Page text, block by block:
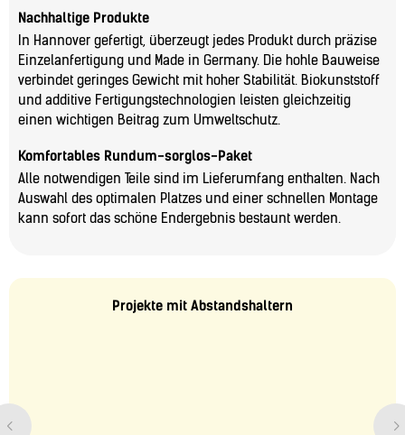
Nachhaltige Produkte
In Hannover gefertigt, überzeugt jedes Produkt durch präzise
Einzelanfertigung und Made in Germany. Die hohle Bauweise
verbindet geringes Gewicht mit hoher Stabilität. Biokunststoff
und additive Fertigungstechnologien leisten gleichzeitig
einen wichtigen Beitrag zum Umweltschutz.
Komfortables Rundum-sorglos-Paket
Alle notwendigen Teile sind im Lieferumfang enthalten. Nach
Auswahl des optimalen Platzes und einer schnellen Montage
kann sofort das schöne Endergebnis bestaunt werden.
Projekte mit Abstandshaltern